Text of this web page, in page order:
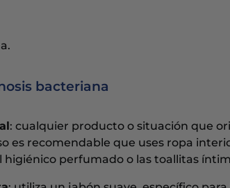
bacteriana
: cualquier producto o situación que
es recomendable que uses ropa
higiénico perfumado o las toallitas